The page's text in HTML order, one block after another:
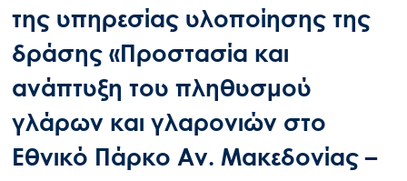
της υπηρεσίας υλοποίησης της
δράσης «Προστασία και
ανάπτυξη του πληθυσμού
γλάρων και γλαρονιών στο
Εθνικό Πάρκο Αν. Μακεδονίας –